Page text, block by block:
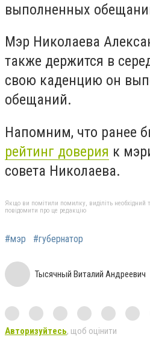
выполненных
Мэр Николаева
также держится в
свою каденцию он
обещаний.
Напомним, что ранее
рейтинг доверия к
совета Николаева.
Якщо ви помітили помилку, виділіть необхідний
повідомити про це редакцію
#мэр #губернатор
Тысячный Виталий Андреевич
Авторизуйтесь, щоб оцінити